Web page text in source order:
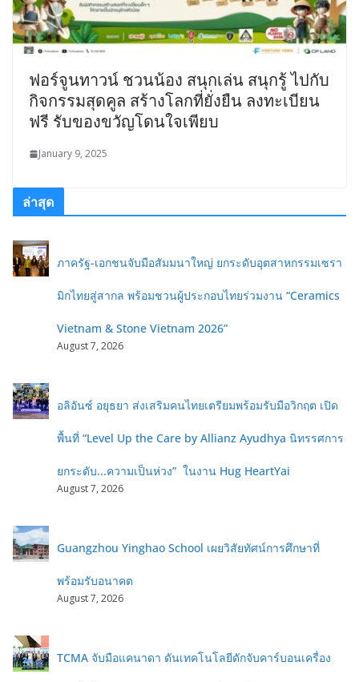
ฟอร์จูนทาวน์ ชวนน้อง สนุกเล่น สนุกรู้ ไปกับ
กิจกรรมสุดคูล สร้างโลกที่ยั่งยืน ลงทะเบียน
ฟรี รับของขวัญโดนใจเพียบ
January 9, 2025
ล่าสุด
ภาครัฐ-เอกชนจับมือสัมมนาใหญ่ ยกระดับอุตสาหกรรมเซรา
มิกไทยสู่สากล พร้อมชวนผู้ประกอบไทยร่วมงาน “Ceramics
Vietnam & Stone Vietnam 2026”
August 7, 2026
อลิอันซ์ อยุธยา ส่งเสริมคนไทยเตรียมพร้อมรับมือวิกฤต เปิด
พื้นที่ “Level Up the Care by Allianz Ayudhya นิทรรศการ
ยกระดับ...ความเป็นห่วง” ในงาน Hug HeartYai
August 7, 2026
Guangzhou Yinghao School เผยวิสัยทัศน์การศึกษาที่
พร้อมรับอนาคต
August 7, 2026
TCMA จับมือแคนาดา ดันเทคโนโลยีดักจับคาร์บอนเครื่อง